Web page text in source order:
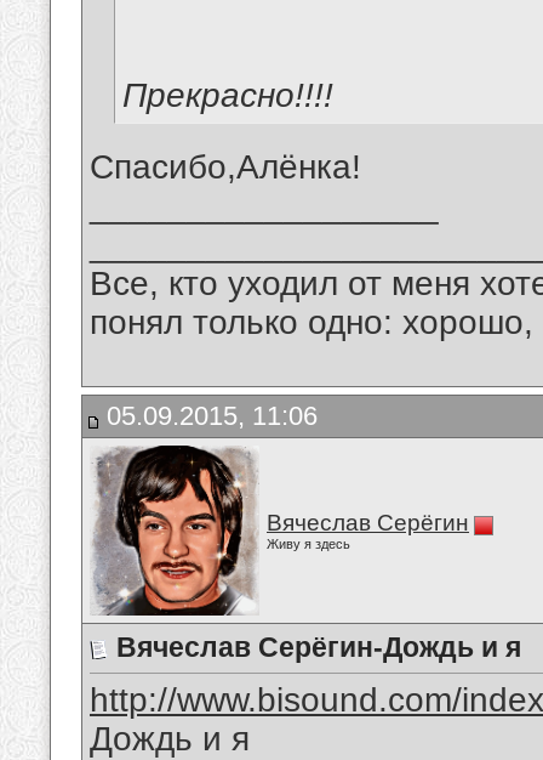
Прекрасно!!!!
Спасибо,Алёнка!
Все, кто уходил от меня
понял только одно:
05.09.2015, 11:06
Вячеслав Серёгин
Живу я здесь
Вячеслав Серёгин-Дождь и я
http://www.bisound.com/
Дождь и я